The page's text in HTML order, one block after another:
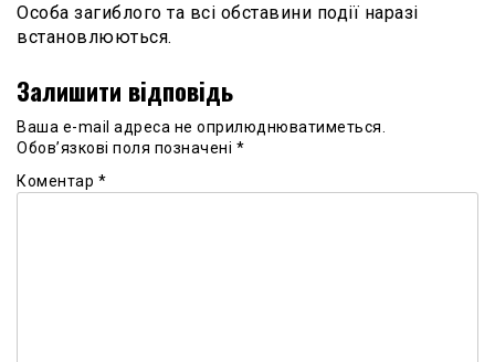
Особа загиблого та всі обставини події наразі
встановлюються.
Залишити відповідь
Ваша e-mail адреса не оприлюднюватиметься.
Обов’язкові поля позначені *
Коментар *